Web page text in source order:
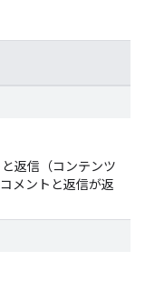
返信（コンテンツ
メントと返信が返